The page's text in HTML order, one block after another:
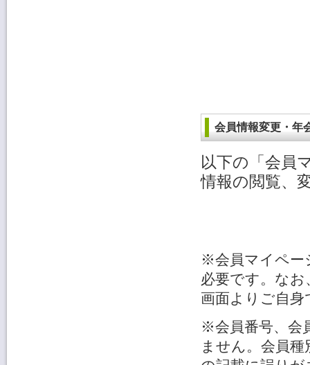
会員情報変更・年
以下の「会員
情報の閲覧、
※会員マイペー
必要です。な
画面よりご自
※会員番号、会
ません。会員